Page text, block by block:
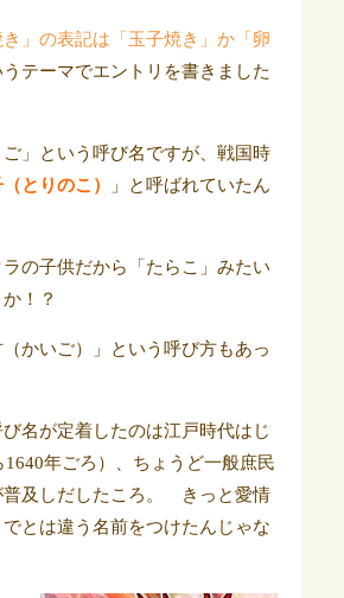
き」の表記は「玉子焼き」か「卵
うテーマでエントリを書きました
」という呼び名ですが、戦国時
とりのこ）
」と呼ばれていたん
の子供だから「たらこ」みたい
！？
かいご）」という呼び方もあっ
び名が定着したのは江戸時代はじ
1640年ごろ）、ちょうど一般庶民
普及しだしたころ。 きっと愛情
とは違う名前をつけたんじゃな